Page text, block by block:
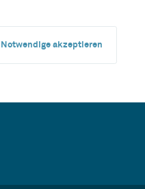
Notwendige akzeptieren